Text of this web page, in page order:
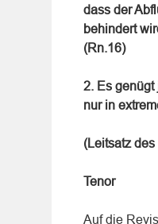
dass der
behindert
(Rn.16)
2. Es genügt
nur in
(Leitsatz
Tenor
Auf die